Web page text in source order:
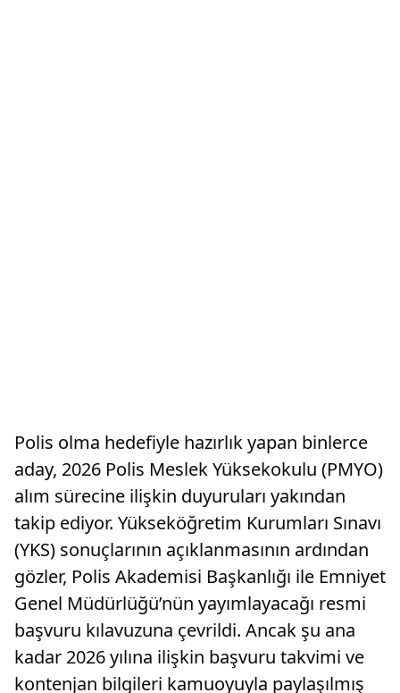
Polis olma hedefiyle hazırlık yapan binlerce
aday, 2026 Polis Meslek Yüksekokulu (PMYO)
alım sürecine ilişkin duyuruları yakından
takip ediyor. Yükseköğretim Kurumları Sınavı
(YKS) sonuçlarının açıklanmasının ardından
gözler, Polis Akademisi Başkanlığı ile Emniyet
Genel Müdürlüğü’nün yayımlayacağı resmi
başvuru kılavuzuna çevrildi. Ancak şu ana
kadar 2026 yılına ilişkin başvuru takvimi ve
kontenjan bilgileri kamuoyuyla paylaşılmış